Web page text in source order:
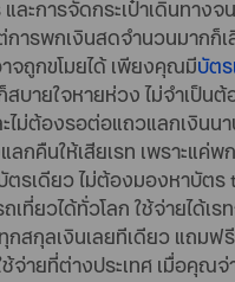
และการจัดกระเป๋าเดินทาง
การพกเงินสดจำนวนมากก็
จถูกขโมยได้ เพียงคุณมีบัต
บายใจหายห่วง ไม่จำเป็นต้
ะไม่ต้องรอต่อแถวแลกเงินน
ลกคืนให้เสียเรท เพราะแค่พ
ตรเดียว ไม่ต้องมองหาบัตร
เที่ยวได้ทั่วโลก ใช้จ่ายได้เร
กสกุลเงินเลยทีเดียว แถมฟ
ช้จ่ายที่ต่างประเทศ เมื่อคุณ